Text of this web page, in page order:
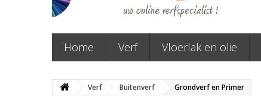
Home Verf Vloerlak en olie
Verf Buitenverf Grondverf en Primer